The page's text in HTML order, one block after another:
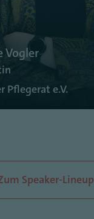
Vogler
Pflegerat e.V.
Speaker-Lineup